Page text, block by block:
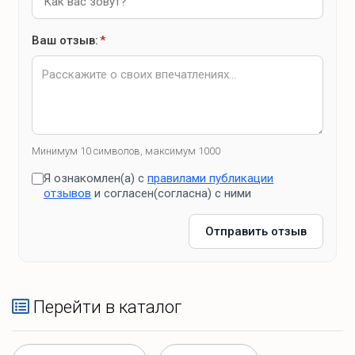
Ваш отзыв:*
Минимум 10 символов, максимум 1000
Я ознакомлен(а) с правилами публикации
отзывов и согласен(согласна) с ними
Отправить отзыв
Перейти в каталог